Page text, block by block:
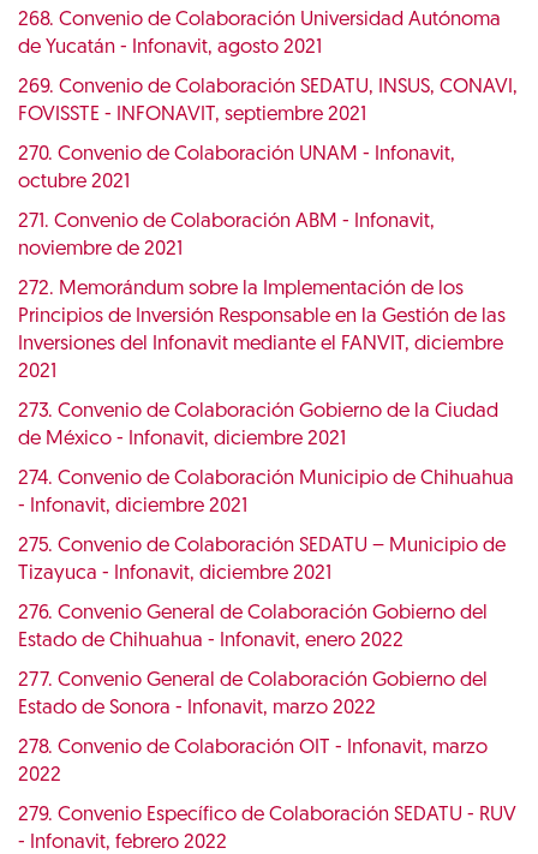
268. Convenio de Colaboración Universidad Autónoma
de Yucatán - Infonavit, agosto 2021
269. Convenio de Colaboración SEDATU, INSUS, CONAVI,
FOVISSTE - INFONAVIT, septiembre 2021
270. Convenio de Colaboración UNAM - Infonavit,
octubre 2021
271. Convenio de Colaboración ABM - Infonavit,
noviembre de 2021
272. Memorándum sobre la Implementación de los
Principios de Inversión Responsable en la Gestión de las
Inversiones del Infonavit mediante el FANVIT, diciembre
2021
273. Convenio de Colaboración Gobierno de la Ciudad
de México - Infonavit, diciembre 2021
274. Convenio de Colaboración Municipio de Chihuahua
- Infonavit, diciembre 2021
275. Convenio de Colaboración SEDATU – Municipio de
Tizayuca - Infonavit, diciembre 2021
276. Convenio General de Colaboración Gobierno del
Estado de Chihuahua - Infonavit, enero 2022
277. Convenio General de Colaboración Gobierno del
Estado de Sonora - Infonavit, marzo 2022
278. Convenio de Colaboración OIT - Infonavit, marzo
2022
279. Convenio Específico de Colaboración SEDATU - RUV
- Infonavit, febrero 2022